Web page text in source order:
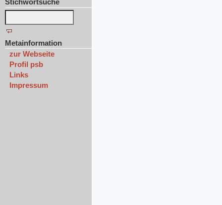
Stichwortsuche
Metainformation
zur Webseite
Profil psb
Links
Impressum